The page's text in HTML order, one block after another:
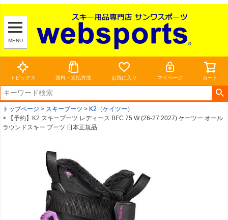
MENU
トピックス 送料・支払方法 お気に入り マイページ カート
トップページ スキーブーツ
K2（ケイツー）
【予約】K2 スキーブーツ レディース BFC 75 W (26-27 2027) ケーツー オール
ラウンドスキー ブーツ 日本正規品